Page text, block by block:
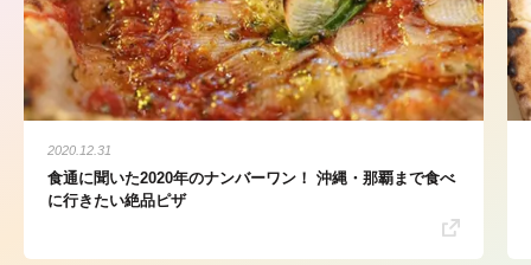
2020.12.31
食通に聞いた2020年のナンバーワン！ 沖縄・那覇まで食べ
に行きたい絶品ピザ